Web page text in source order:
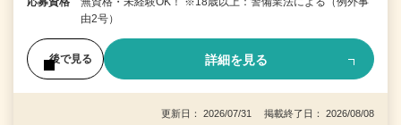
由2号）
後で見る 詳細を見る
更新日： 2026/07/31 掲載終了日： 2026/08/08